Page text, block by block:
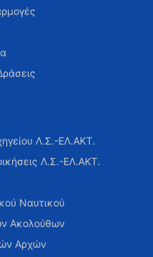
Λ.Σ.-ΕΛ.ΑΚΤ.
Λ.Σ.-ΕΛ.ΑΚΤ.
Ναυτικού
Ακολούθων
Αρχών